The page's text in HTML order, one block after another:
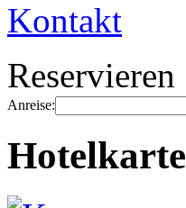
Kontakt
Reservieren
Anreise:
Hotelkarte